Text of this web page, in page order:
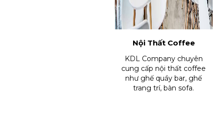
Nội Thất Coffee
KDL Company chuyên
cung cấp nội thất coffee
như ghế quầy bar, ghế
trang trí, bàn sofa.